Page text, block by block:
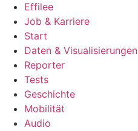
Effilee
Job & Karriere
Start
Daten & Visualisierungen
Reporter
Tests
Geschichte
Mobilität
Audio